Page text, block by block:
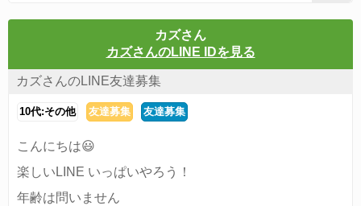
カズさん
カズさんのLINE IDを見る
カズさんのLINE友達募集
10代:その他 友達募集 友達募集
こんにちは😃
楽しいLINE いっぱいやろう！
年齢は問いません